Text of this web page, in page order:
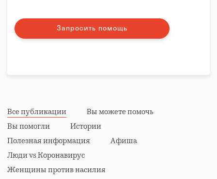
Запросить помощь
Все публикации
Вы можете помочь
Вы помогли
Истории
Полезная информация
Афиша
Люди vs Коронавирус
Женщины против насилия